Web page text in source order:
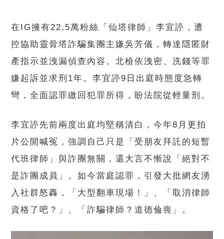
在IG擁有22.5萬粉絲「仙塔律師」李宜諪，遭
控協助靈骨塔詐騙集團主嫌吳芳儀，轉達隱匿財
產指示並洩漏偵查內容。北檢依洩密、洗錢等罪
嫌起訴並求刑1年。李宜諪9日出庭時態度急轉
彎，全面認罪繳回犯罪所得，盼法院從輕量刑。
李宜諪先前兩度出庭均堅稱清白，今年8月更拍
片公開喊冤，強調自己只是「受朋友拜託的短暫
代班律師」與詐團無關，還大言不慚說「絕對不
是詐團成員」。如今當庭認罪，引發大批網友湧
入社群怒轟，「大型翻車現場！」、「取消律師
資格了吧？」、「詐騙律師？道德倫喪」。